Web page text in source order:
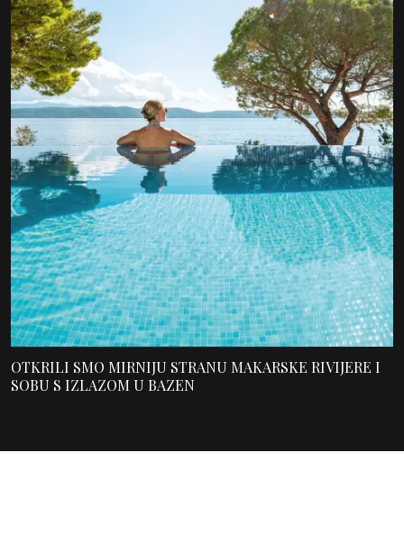
OTKRILI SMO MIRNIJU STRANU MAKARSKE RIVIJERE I
SOBU S IZLAZOM U BAZEN